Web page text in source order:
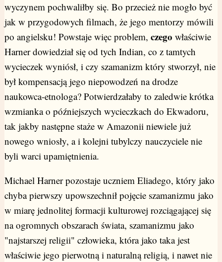
wyczynem pochwaliłby się. Bo przecież nie mogło być
jak w przygodowych filmach, że jego mentorzy mówili
po angielsku! Powstaje więc problem, czego właściwie
Harner dowiedział się od tych Indian, co z tamtych
wycieczek wyniósł, i czy szamanizm który stworzył, nie
był kompensacją jego niepowodzeń na drodze
naukowca-etnologa? Potwierdzałaby to zaledwie krótka
wzmianka o późniejszych wycieczkach do Ekwadoru,
tak jakby następne staże w Amazonii niewiele już
nowego wniosły, a i kolejni tubylczy nauczyciele nie
byli warci upamiętnienia.
Michael Harner pozostaje uczniem Eliadego, który jako
chyba pierwszy upowszechnił pojęcie szamanizmu jako
w miarę jednolitej formacji kulturowej rozciągającej się
na ogromnych obszarach świata, szamanizmu jako
"najstarszej religii" człowieka, która jako taka jest
właściwie jego pierwotną i naturalną religią, i nawet nie